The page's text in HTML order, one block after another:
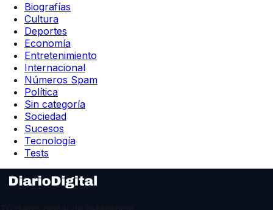
Biografías
Cultura
Deportes
Economía
Entretenimiento
Internacional
Números Spam
Política
Sin categoría
Sociedad
Sucesos
Tecnología
Tests